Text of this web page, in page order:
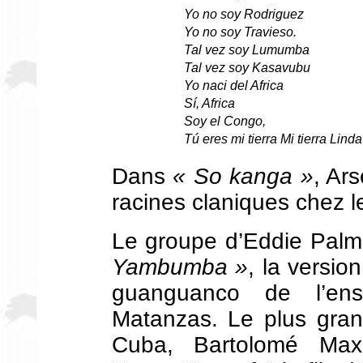
Yo no soy Rodriguez
Yo no soy Travieso.
Tal vez soy Lumumba
Tal vez soy Kasavubu
Yo naci del Africa
Sí, Africa
Soy el Congo,
Tú eres mi tierra Mi tierra Linda
Dans « So kanga »,
racines claniques chez
Le groupe d’Eddie
Yambumba », la
guanguanco de
Matanzas. Le plus
Cuba, Bartolomé